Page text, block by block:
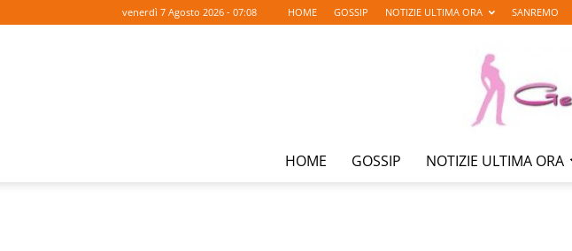
venerdì 7 Agosto 2026 - 07:08 HOME GOSSIP NOTIZIE ULTIMA ORA SANREMO
HOME GOSSIP NOTIZIE ULTIMA ORA